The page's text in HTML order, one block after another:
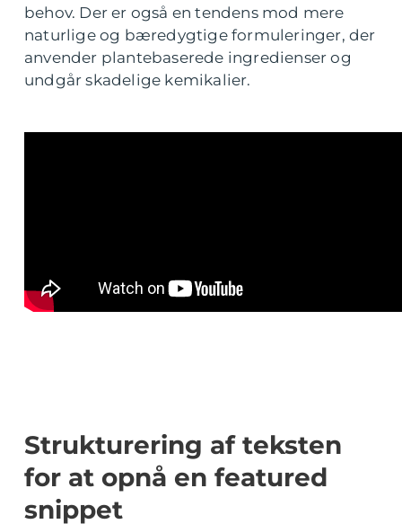
behov. Der er også en tendens mod mere
naturlige og bæredygtige formuleringer, der
anvender plantebaserede ingredienser og
undgår skadelige kemikalier.
Strukturering af teksten
for at opnå en featured
snippet